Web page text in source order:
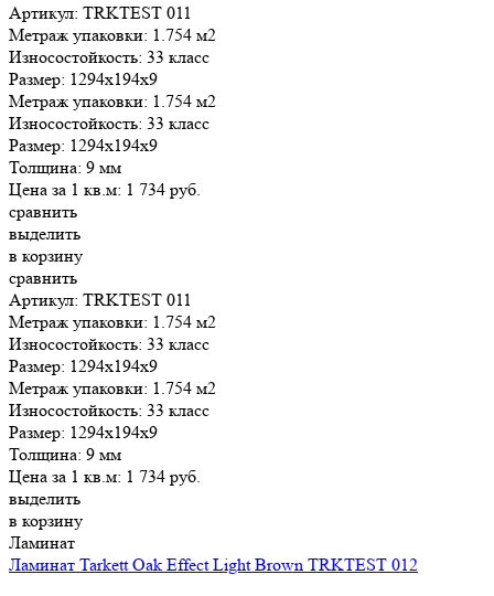
Артикул: TRKTEST 011
Метраж упаковки: 1.754 м2
Износостойкость: 33 класс
Размер: 1294x194x9
Метраж упаковки: 1.754 м2
Износостойкость: 33 класс
Размер: 1294x194x9
Толщина: 9 мм
Цена за 1 кв.м: 1 734 руб.
сравнить
выделить
в корзину
сравнить
Артикул: TRKTEST 011
Метраж упаковки: 1.754 м2
Износостойкость: 33 класс
Размер: 1294x194x9
Метраж упаковки: 1.754 м2
Износостойкость: 33 класс
Размер: 1294x194x9
Толщина: 9 мм
Цена за 1 кв.м: 1 734 руб.
выделить
в корзину
Ламинат
Ламинат Tarkett Oak Effect Light Brown TRKTEST 012